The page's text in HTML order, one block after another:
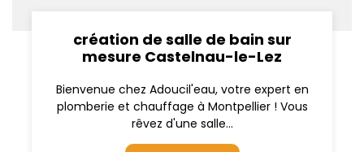
création de salle de bain sur
mesure Castelnau-le-Lez
Bienvenue chez Adoucil'eau, votre expert en
plomberie et chauffage à Montpellier ! Vous
rêvez d'une salle...